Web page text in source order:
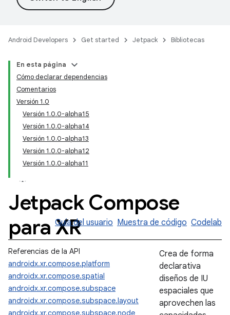
Android Developers Get started Jetpack Bibliotecas
En esta página
Cómo declarar dependencias
Comentarios
Versión 1.0
Versión 1.0.0-alpha15
Versión 1.0.0-alpha14
Versión 1.0.0-alpha13
Versión 1.0.0-alpha12
Versión 1.0.0-alpha11
Jetpack Compose
para XRGuía del usuario Muestra de código Codelab
Referencias de la API
androidx.xr.compose.platform
androidx.xr.compose.spatial
androidx.xr.compose.subspace
androidx.xr.compose.subspace.layout
androidx.xr.compose.subspace.node
Crea de forma
declarativa
diseños de IU
espaciales que
aprovechen las